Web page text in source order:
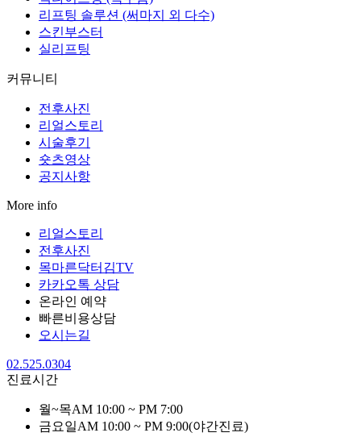
리프팅 솔루션 (써마지 외 다수)
스킨부스터
실리프팅
커뮤니티
전후사진
리얼스토리
시술후기
숏츠영상
공지사항
More info
리얼스토리
전후사진
목마른닥터김TV
카카오톡 상담
온라인 예약
빠른비용상담
오시는길
02.525.0304
진료시간
월~목AM 10:00 ~ PM 7:00
금요일AM 10:00 ~ PM 9:00(야간진료)